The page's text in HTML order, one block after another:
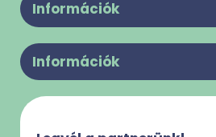
Információk
Felhasználási feltételek
Adatkezelési Tájékoztató
Információk